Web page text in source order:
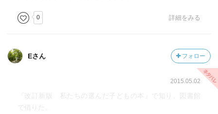
0 詳細をみる
Eさん フォロー
2015.05.02
『改訂新版 私たちの選んだ子どもの本』で知り、図書館
で借りた。